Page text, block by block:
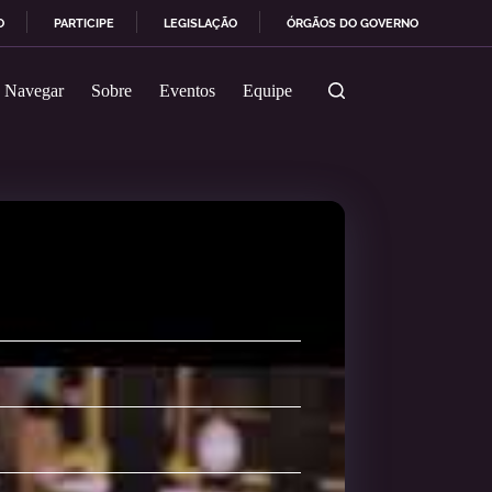
PARTICIPE LEGISLAÇÃO ÓRGÃOS DO GOVERNO
Navegar Sobre Eventos Equipe